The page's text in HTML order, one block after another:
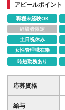
アピールポイント
職種未経験OK
経験者限定
土日祝休み
女性管理職在籍
時短勤務あり
応募資格
給与